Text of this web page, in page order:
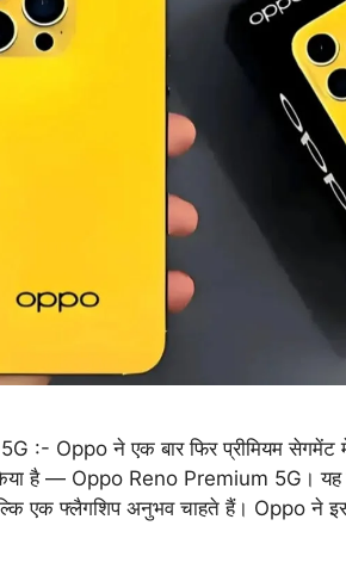
:- Oppo ने एक बार फिर प्रीमियम सेगमेंट
किया है — Oppo Reno Premium 5G। यह
एक फ्लैगशिप अनुभव चाहते हैं। Oppo ने